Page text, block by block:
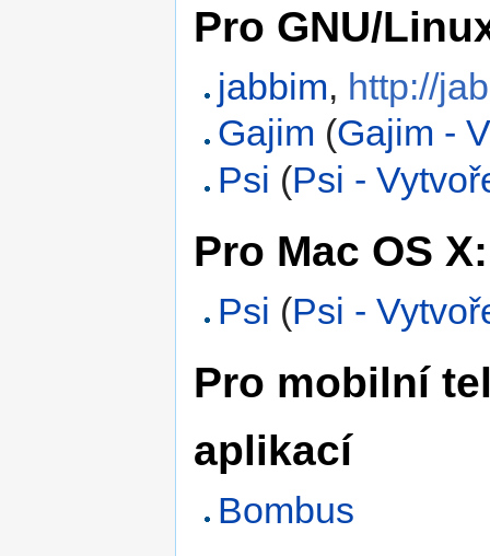
Pro GNU/
jabbim, http://
Gajim (Gajim -
Psi (Psi -
Pro Mac OS X:
Psi (Psi -
Pro mobilní
aplikací
Bombus